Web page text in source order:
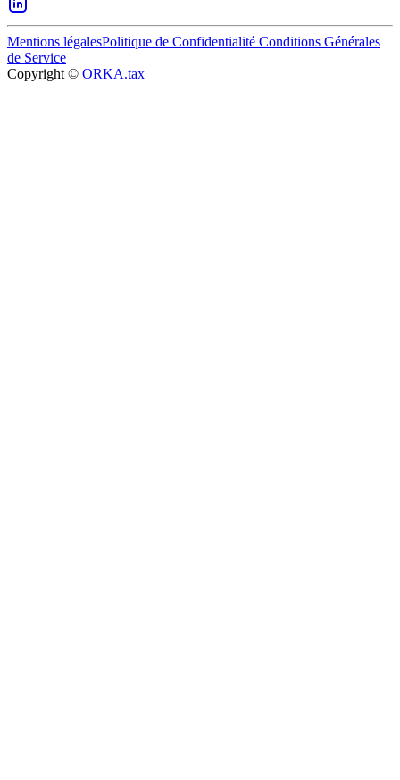
Mentions légalesPolitique de Confidentialité Conditions Générales
de Service
Copyright © ORKA.tax